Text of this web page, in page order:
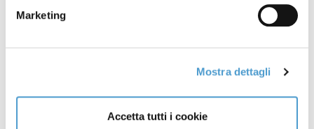
Marketing
Mostra dettagli
Accetta tutti i cookie
Mastodon
Email
Articolo precedente: IL SALVAGENTE - Prestiti, con
Articolo successivo: IL MESSAGGERO - Pannelli